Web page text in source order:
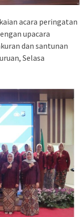
acara peringatan
upacara
dan santunan
Selasa